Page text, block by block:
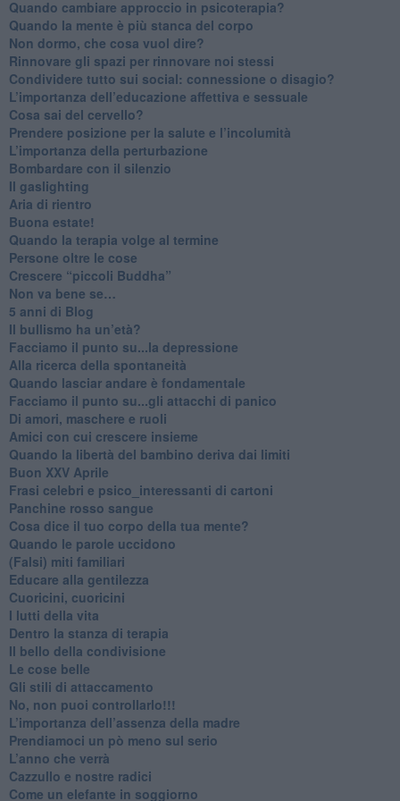
Quando cambiare approccio in psicoterapia?
​Quando la mente è più stanca del corpo
Non dormo, che cosa vuol dire?
​Rinnovare gli spazi per rinnovare noi stessi
​Condividere tutto sui social: connessione o disagio?
​L’importanza dell’educazione affettiva e sessuale
​Cosa sai del cervello?
Prendere posizione per la salute e l’incolumità
L’importanza della perturbazione
​Bombardare con il silenzio
Il gaslighting
Aria di rientro
Buona estate!
​Quando la terapia volge al termine
​Persone oltre le cose
​Crescere “piccoli Buddha”
Non va bene se…
​5 anni di Blog
​Il bullismo ha un’età?
Facciamo il punto su...la depressione
​Alla ricerca della spontaneità
​Quando lasciar andare è fondamentale
Facciamo il punto su...gli attacchi di panico
Di amori, maschere e ruoli
​Amici con cui crescere insieme
​Quando la libertà del bambino deriva dai limiti
Buon XXV Aprile
​Frasi celebri e psico_interessanti di cartoni
​Panchine rosso sangue
​Cosa dice il tuo corpo della tua mente?
​Quando le parole uccidono
​(Falsi) miti familiari
​Educare alla gentilezza
​Cuoricini, cuoricini
I lutti della vita
​Dentro la stanza di terapia
​Il bello della condivisione
Le cose belle
​Gli stili di attaccamento
No, non puoi controllarlo!!!
​L’importanza dell’assenza della madre
​Prendiamoci un pò meno sul serio
​L’anno che verrà
​Cazzullo e nostre radici
​Come un elefante in soggiorno